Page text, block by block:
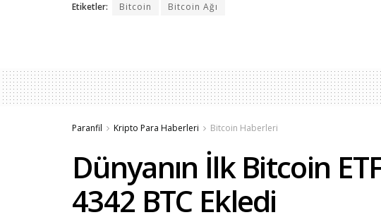
Etiketler: Bitcoin Bitcoin Ağı
Paranfil Kripto Para Haberleri Bitcoin Haberleri
Dünyanın İlk Bitcoin
4342 BTC Ekledi